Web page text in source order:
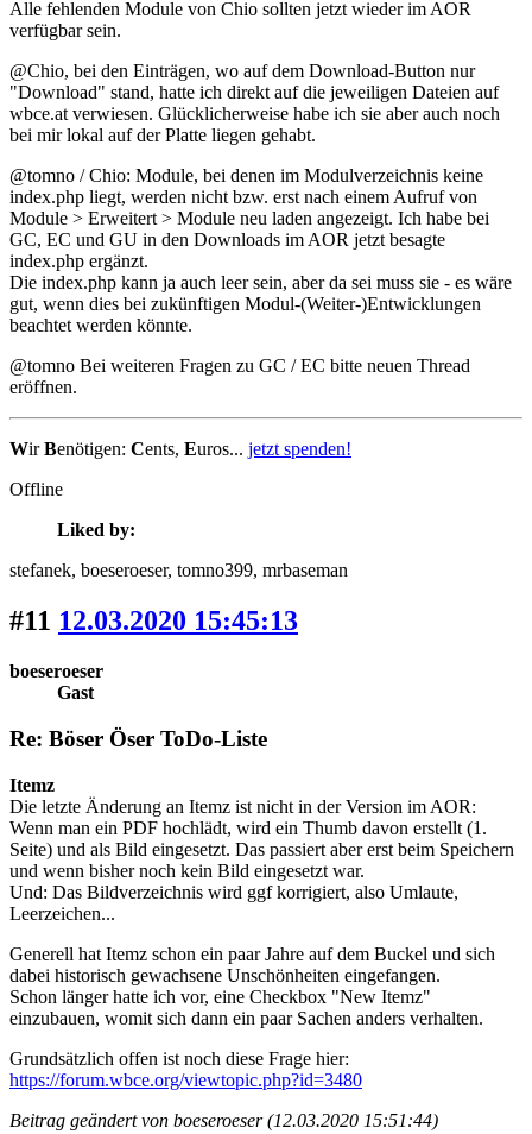
Alle fehlenden Module von Chio sollten jetzt wieder im AOR
verfügbar sein.
@Chio, bei den Einträgen, wo auf dem Download-Button nur
"Download" stand, hatte ich direkt auf die jeweiligen Dateien auf
wbce.at verwiesen. Glücklicherweise habe ich sie aber auch noch
bei mir lokal auf der Platte liegen gehabt.
@tomno / Chio: Module, bei denen im Modulverzeichnis keine
index.php liegt, werden nicht bzw. erst nach einem Aufruf von
Module > Erweitert > Module neu laden angezeigt. Ich habe bei
GC, EC und GU in den Downloads im AOR jetzt besagte
index.php ergänzt.
Die index.php kann ja auch leer sein, aber da sei muss sie - es wäre
gut, wenn dies bei zukünftigen Modul-(Weiter-)Entwicklungen
beachtet werden könnte.
@tomno Bei weiteren Fragen zu GC / EC bitte neuen Thread
eröffnen.
WirBenötigen: Cents, Euros... jetzt spenden!
Offline
Liked by:
stefanek, boeseroeser, tomno399, mrbaseman
#11 12.03.2020 15:45:13
boeseroeser
Gast
Re: Böser Öser ToDo-Liste
Itemz
Die letzte Änderung an Itemz ist nicht in der Version im AOR:
Wenn man ein PDF hochlädt, wird ein Thumb davon erstellt (1.
Seite) und als Bild eingesetzt. Das passiert aber erst beim Speichern
und wenn bisher noch kein Bild eingesetzt war.
Und: Das Bildverzeichnis wird ggf korrigiert, also Umlaute,
Leerzeichen...
Generell hat Itemz schon ein paar Jahre auf dem Buckel und sich
dabei historisch gewachsene Unschönheiten eingefangen.
Schon länger hatte ich vor, eine Checkbox "New Itemz"
einzubauen, womit sich dann ein paar Sachen anders verhalten.
Grundsätzlich offen ist noch diese Frage hier:
https://forum.wbce.org/viewtopic.php?id=3480
Beitrag geändert von boeseroeser (12.03.2020 15:51:44)